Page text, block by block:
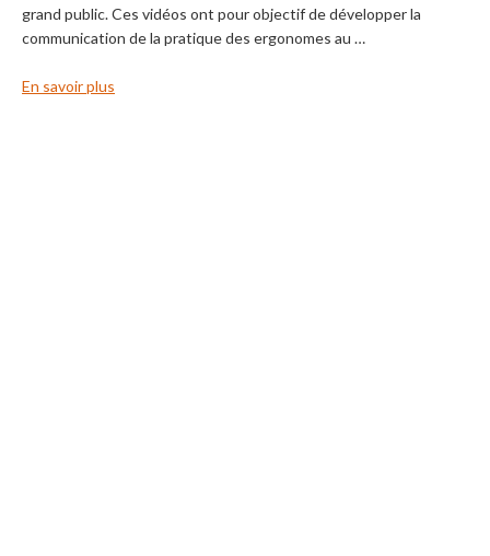
grand public. Ces vidéos ont pour objectif de développer la
communication de la pratique des ergonomes au …
En savoir plus